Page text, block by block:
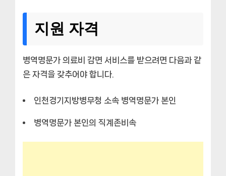
지원 자격
병역명문가 의료비 감면 서비스를 받으려면 다음과 같
은 자격을 갖추어야 합니다.
인천경기지방병무청 소속 병역명문가 본인
병역명문가 본인의 직계존비속